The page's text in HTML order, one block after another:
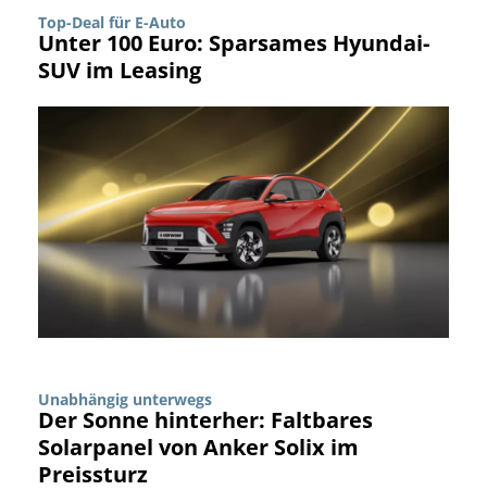
Top-Deal für E-Auto
Unter 100 Euro: Sparsames Hyundai-
SUV im Leasing
Unabhängig unterwegs
Der Sonne hinterher: Faltbares
Solarpanel von Anker Solix im
Preissturz